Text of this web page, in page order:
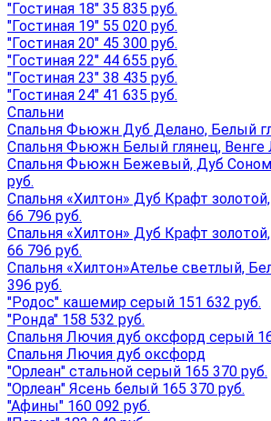
"Гостиная 18" 35 835 руб.
"Гостиная 19" 55 020 руб.
"Гостиная 20" 45 300 руб.
"Гостиная 22" 44 655 руб.
"Гостиная 23" 38 435 руб.
"Гостиная 24" 41 635 руб.
Спальни
Спальня Фьюжн Дуб Делано, Белый
Спальня Фьюжн Белый глянец, Венге
Спальня Фьюжн Бежевый, Дуб
руб.
Спальня «Хилтон» Дуб Крафт
66 796 руб.
Спальня «Хилтон» Дуб Крафт
66 796 руб.
Спальня «Хилтон»Ателье светлый,
396 руб.
"Родос" кашемир серый 151 632 руб.
"Ронда" 158 532 руб.
Спальня Лючия дуб оксфорд серый
Спальня Лючия дуб оксфорд
"Орлеан" стальной серый 165 370 руб.
"Орлеан" Ясень белый 165 370 руб.
"Афины" 160 092 руб.